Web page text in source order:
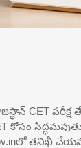
CET
సిద్ధమవుతున్న
తనిఖీ